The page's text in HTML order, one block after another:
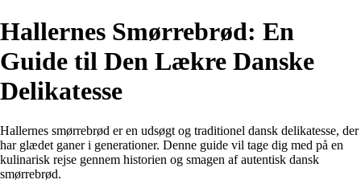
Hallernes Smørrebrød: En
Guide til Den Lækre Danske
Delikatesse
Hallernes smørrebrød er en udsøgt og traditionel dansk delikatesse, der
har glædet ganer i generationer. Denne guide vil tage dig med på en
kulinarisk rejse gennem historien og smagen af autentisk dansk
smørrebrød.